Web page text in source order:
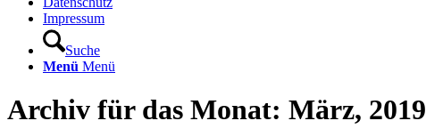
Impressum
Suche
Menü Menü
Archiv für das Monat: März, 2019